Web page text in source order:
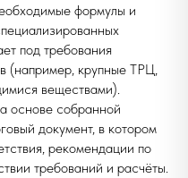
формулы и
под требования
(например, крупные ТРЦ,
веществами).
основе собранной
документ, в котором
рекомендации по
требований и расчёты.